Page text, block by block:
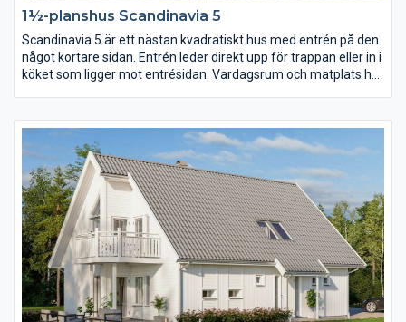
1½-planshus Scandinavia 5
Scandinavia 5 är ett nästan kvadratiskt hus med entrén på den
något kortare sidan. Entrén leder direkt upp för trappan eller in i
köket som ligger mot entrésidan. Vardagsrum och matplats har
väl tilltaget allrum för hela familjen.